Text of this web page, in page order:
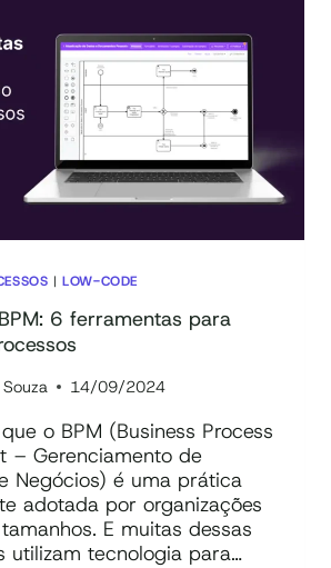
|LOW-CODE
6 ferramentas para
14/09/2024
o BPM (Business Process
– Gerenciamento de
Negócios) é uma prática
adotada por organizações
E muitas dessas
utilizam tecnologia para…